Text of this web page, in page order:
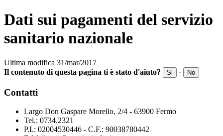
Dati sui pagamenti del servizio
sanitario nazionale
Ultima modifica 31/mar/2017
Il contenuto di questa pagina ti è stato d'aiuto?
Si · No
Contatti
Largo Don Gaspare Morello, 2/4 - 63900 Fermo
Tel.: 0734.2321
P.I.: 02004530446 - C.F.: 90038780442